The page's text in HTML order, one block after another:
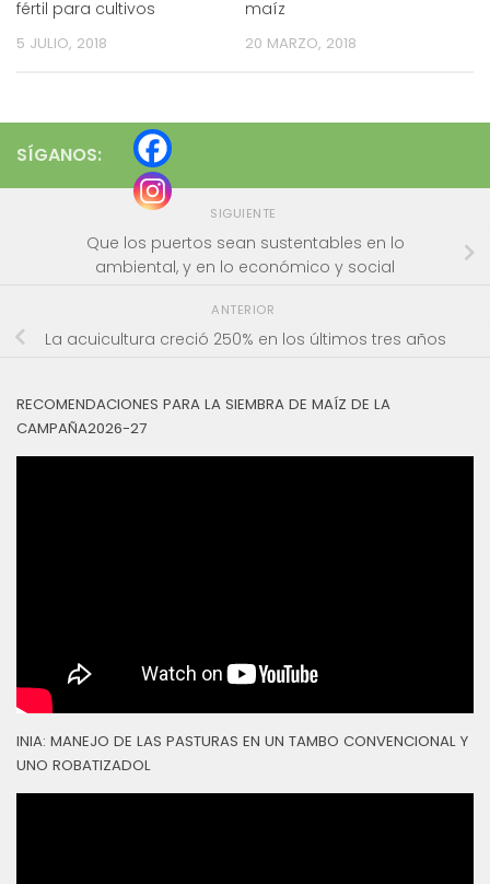
fértil para cultivos
5 JULIO, 2018
maíz
20 MARZO, 2018
SÍGANOS:
SIGUIENTE
Que los puertos sean sustentables en lo
ambiental, y en lo económico y social
ANTERIOR
La acuicultura creció 250% en los últimos tres años
RECOMENDACIONES PARA LA SIEMBRA DE MAÍZ DE LA
CAMPAÑA2026-27
INIA: MANEJO DE LAS PASTURAS EN UN TAMBO CONVENCIONAL Y
UNO ROBATIZADOL